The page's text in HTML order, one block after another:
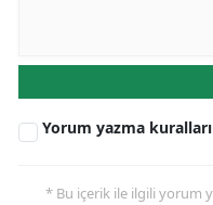
Yorum yazma
* Bu içerik ile ilgili yorum